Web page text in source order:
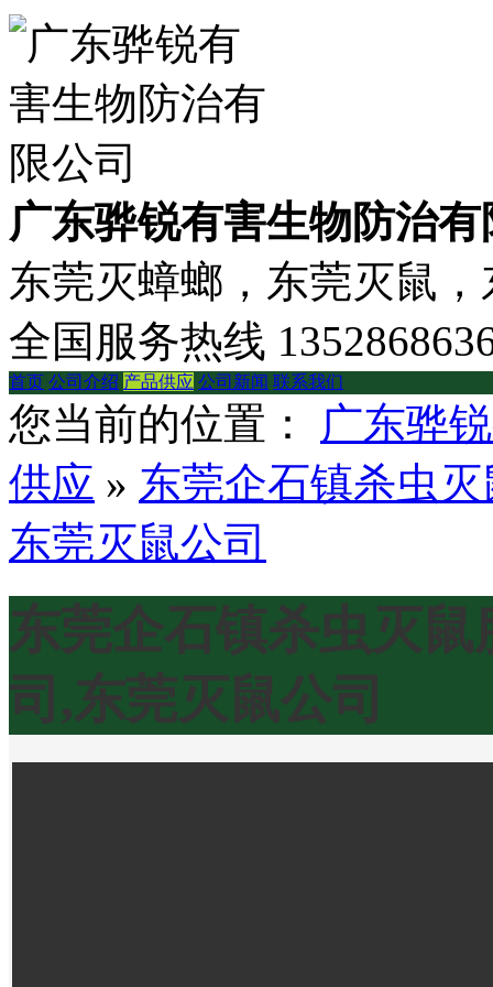
广东骅锐有害生物防治
东莞灭蟑螂，东莞灭鼠
全国服务热线
首页 公司介绍 产品供应 公司新闻 联系我们
您当前的位置：
广东骅
供应 » 东莞企石镇杀虫
东莞灭鼠公司
东莞企石镇杀虫灭
司,东莞灭鼠公司